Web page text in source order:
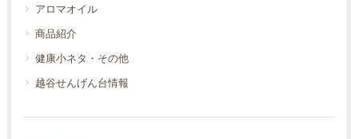
アロマオイル
商品紹介
健康小ネタ・その他
越谷せんげん台情報